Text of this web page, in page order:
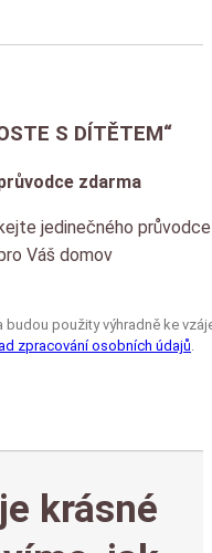
S DÍTĚTEM“
zdarma
jedinečného
Váš domov
použity výhradně ke
zpracování osobních údajů.
krásné